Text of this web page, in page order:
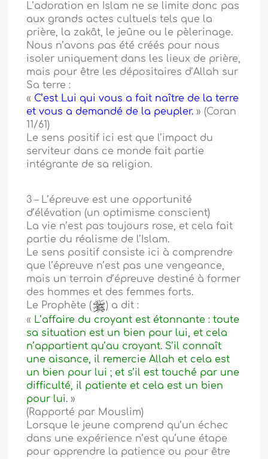
L’adoration en Islam ne se limite donc pas
aux grands actes cultuels tels que la
prière, la zakât, le jeûne ou le pèlerinage.
Nous n’avons pas été créés pour nous
isoler uniquement dans les lieux de prière,
mais pour être les dépositaires d’Allah sur
Sa terre :
« C’est Lui qui vous a fait naître de la terre
et vous a demandé de la peupler. » (Coran
11/61)
Le sens positif ici est que l’impact du
serviteur dans ce monde fait partie
intégrante de sa religion.
3 – L’épreuve est une opportunité
d’élévation (un optimisme conscient)
La vie n’est pas toujours rose, et cela fait
partie du réalisme de l’Islam.
Le sens positif consiste ici à comprendre
que l’épreuve n’est pas une vengeance,
mais un terrain d’épreuve destiné à former
des hommes et des femmes forts.
Le Prophète (
) a dit :
« L’affaire du croyant est étonnante : toute
sa situation est un bien pour lui, et cela
n’appartient qu’au croyant. S’il connaît
une aisance, il remercie Allah et cela est
un bien pour lui ; et s’il est touché par une
difficulté, il patiente et cela est un bien
pour lui. »
(Rapporté par Mouslim)
Lorsque le jeune comprend qu’un échec
dans une expérience n’est qu’une étape
pour apprendre la patience ou pour être